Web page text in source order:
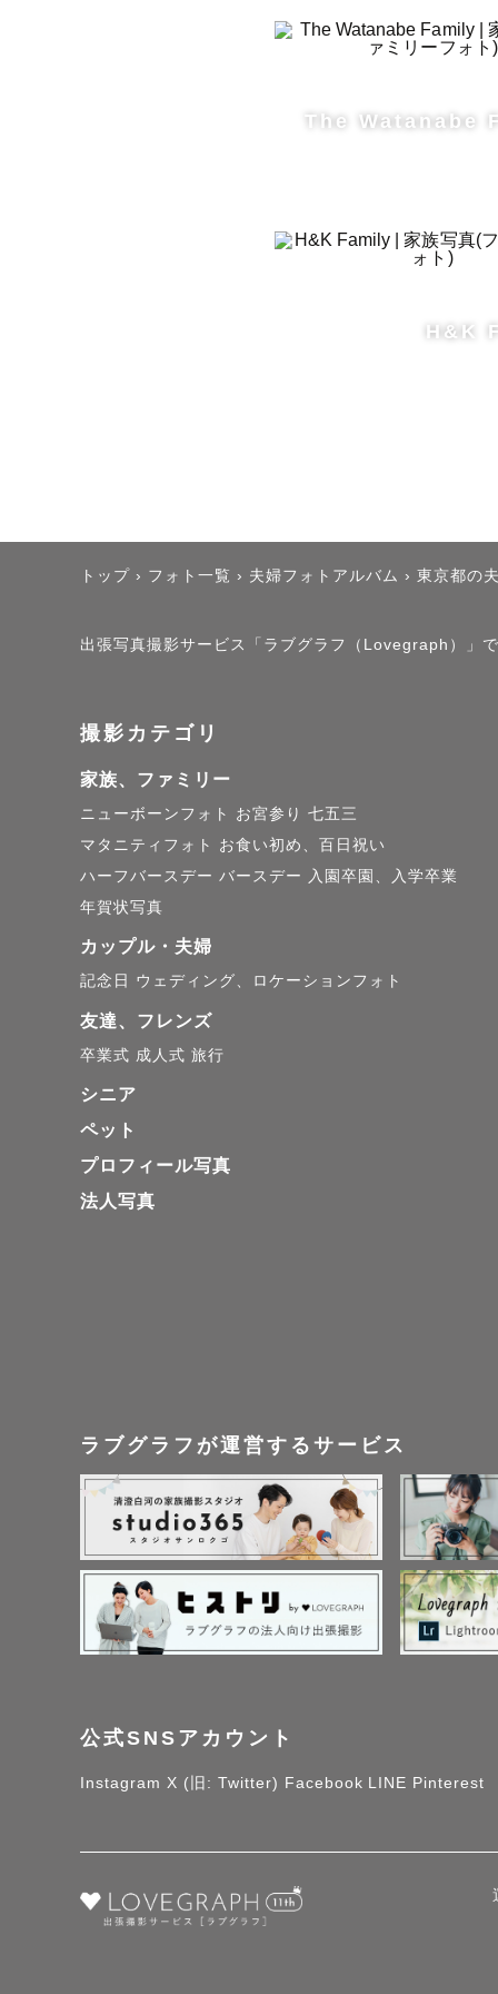
The Watanabe
H&K
トップ › フォト一覧 › 夫婦フォトアルバム › 東京都の
出張写真撮影サービス「ラブグラフ（Lovegraph）」
撮影カテゴリ
家族、ファミリー
ニューボーンフォト お宮参り 七五三
マタニティフォト
お食い初め、百日祝い
ハーフバースデー バースデー
入園卒園、入学卒業
年賀状写真
カップル・夫婦
記念日 ウェディング、ロケーションフォト
友達、フレンズ
卒業式 成人式 旅行
シニア
ペット
プロフィール写真
法人写真
ラブグラフが運営するサービス
公式SNSアカウント
Instagram X (旧: Twitter) Facebook LINE Pinterest